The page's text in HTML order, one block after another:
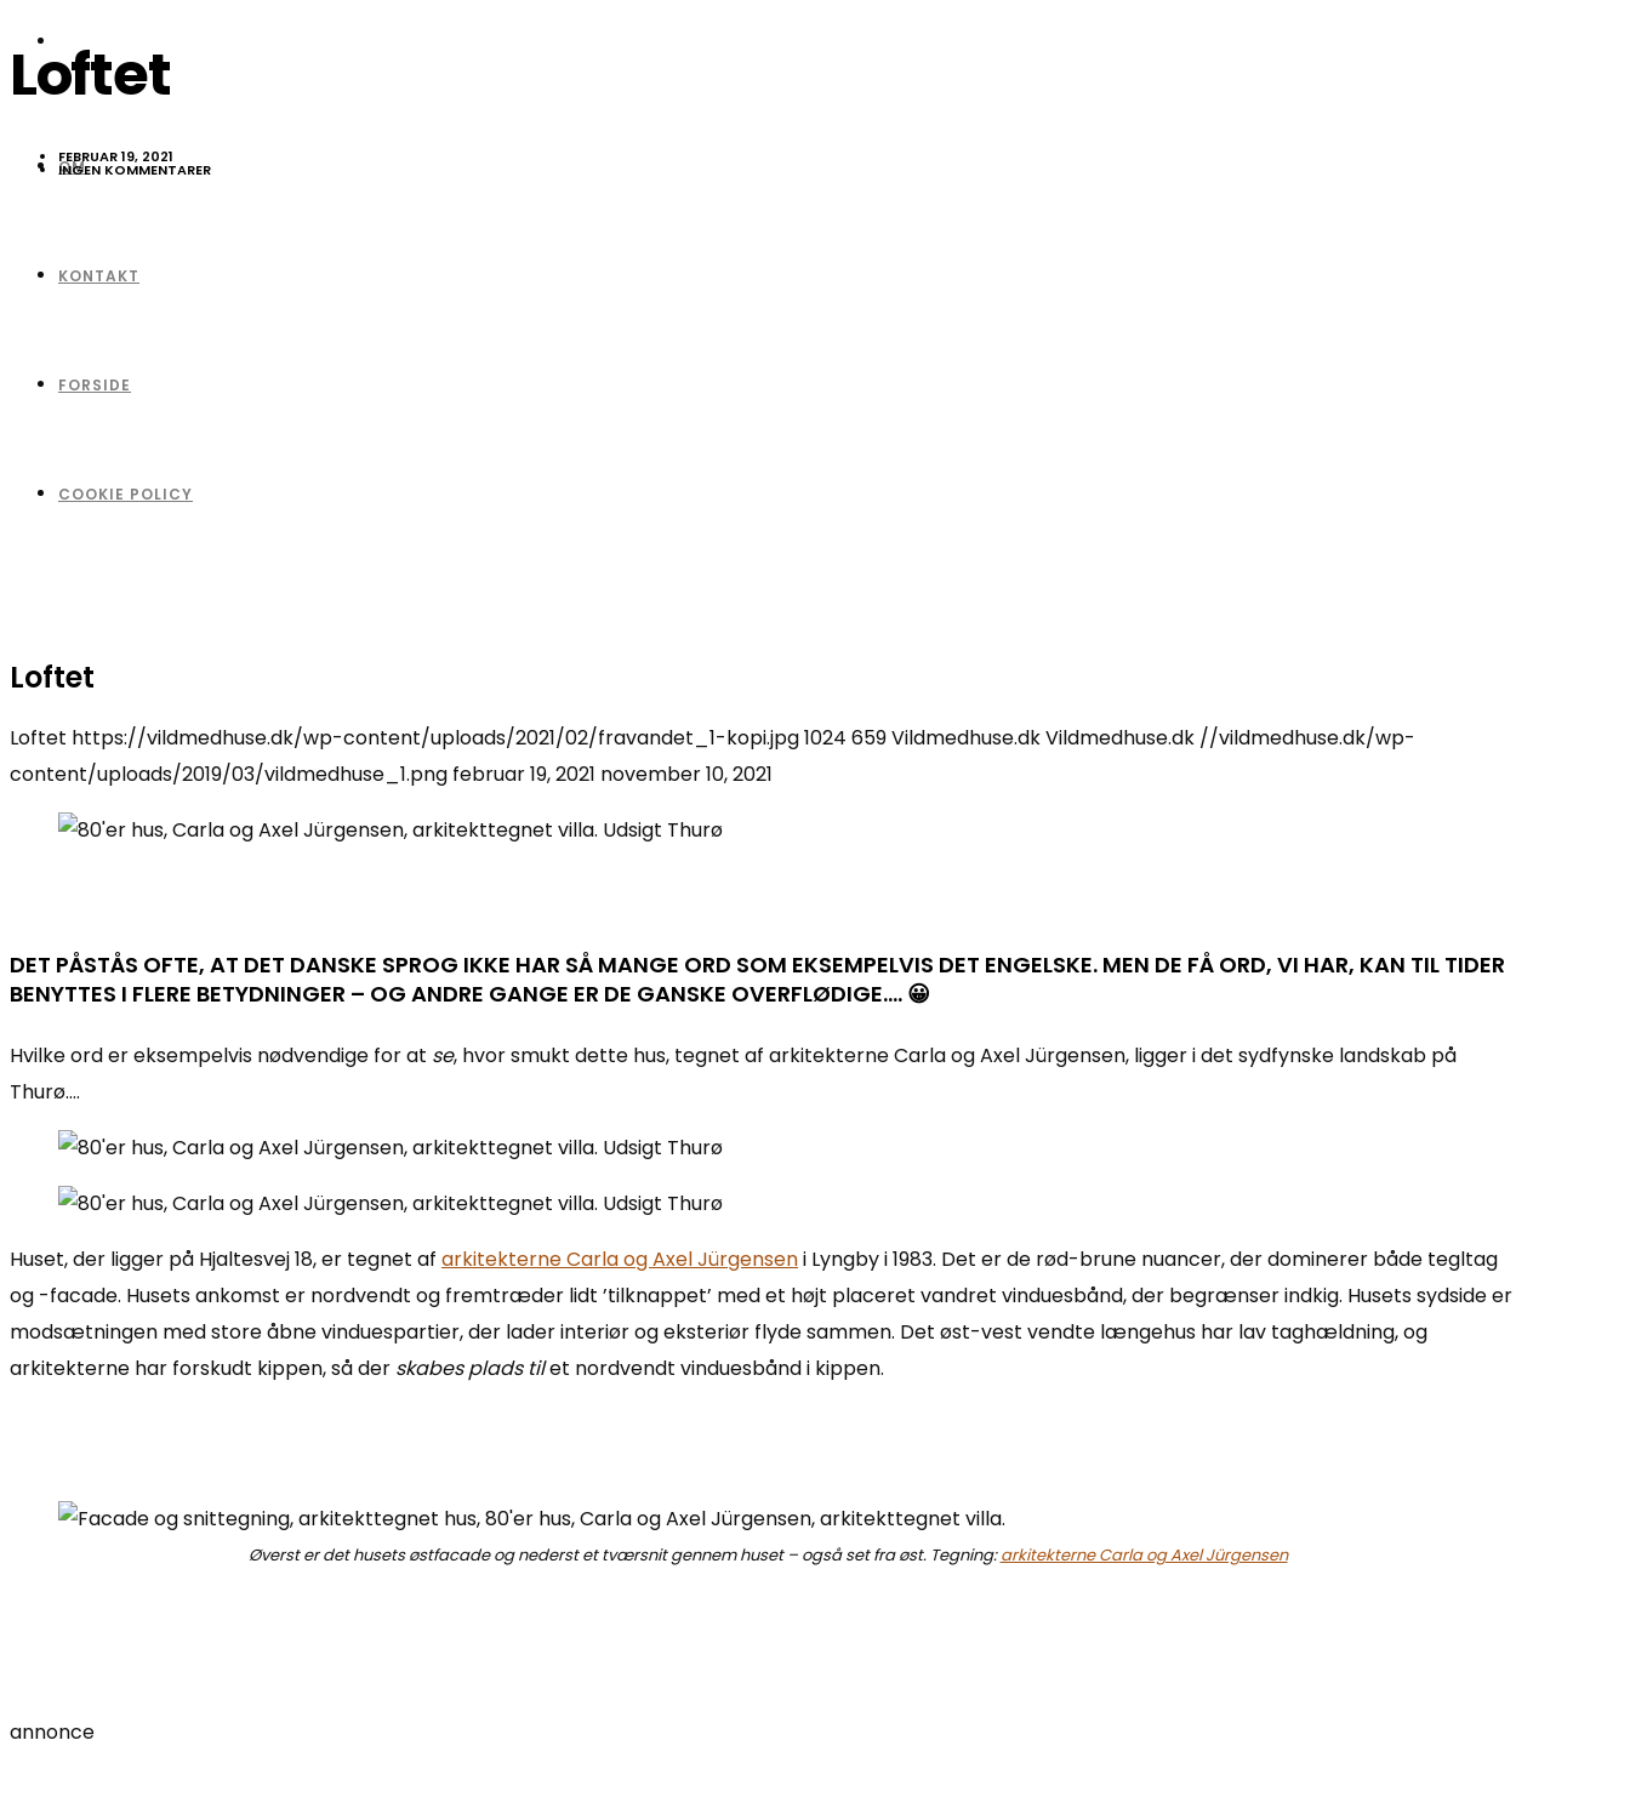
OM
KONTAKT
FORSIDE
COOKIE POLICY
Loftet
FEBRUAR 19, 2021
INGEN KOMMENTARER
Loftet
Loftet https://vildmedhuse.dk/wp-content/uploads/2021/02/fravandet_1-kopi.jpg1024 659Vildmedhuse.dkVildmedhuse.dk //vildmedhuse.dk/wp-
content/uploads/2019/03/vildmedhuse_1.png februar 19, 2021 november 10, 2021
DET PÅSTÅS OFTE, AT DET DANSKE SPROG IKKE HAR SÅ MANGE ORD SOM EKSEMPELVIS DET ENGELSKE. MEN DE FÅ ORD, VI HAR, KAN TIL TIDER
BENYTTES I FLERE BETYDNINGER – OG ANDRE GANGE ER DE GANSKE OVERFLØDIGE…. 😀
Hvilke ord er eksempelvis nødvendige for at se, hvor smukt dette hus, tegnet af arkitekterne Carla og Axel Jürgensen, ligger i det sydfynske landskab på
Thurø….
Huset, der ligger på Hjaltesvej 18, er tegnet af arkitekterne Carla og Axel Jürgenseni Lyngby i 1983. Det er de rød-brune nuancer, der dominerer både tegltag
og -facade. Husets ankomst er nordvendt og fremtræder lidt ’tilknappet’ med et højt placeret vandret vinduesbånd, der begrænser indkig. Husets sydside er
modsætningen med store åbne vinduespartier, der lader interiør og eksteriør flyde sammen. Det øst-vest vendte længehus har lav taghældning, og
arkitekterne har forskudt kippen, så der skabes plads tilet nordvendt vinduesbånd i kippen.
Øverst er det husets østfacade og nederst et tværsnit gennem huset – også set fra øst. Tegning:arkitekterne Carla og Axel Jürgensen
annonce